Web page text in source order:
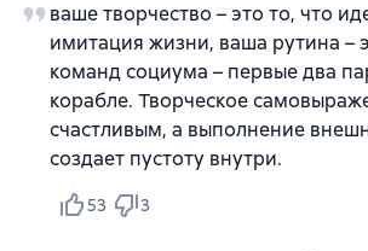
ваше творчество – это то, что
имитация жизни, ваша рутина –
команд социума – первые два
корабле. Творческое
счастливым, а выполнение
создает пустоту внутри.
53 3